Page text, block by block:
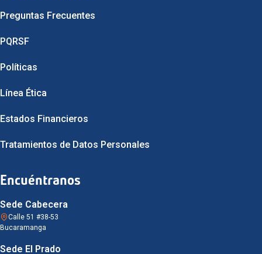
Preguntas Frecuentes
PQRSF
Políticas
Línea Ética
Estados Financieros
Tratamientos de Datos Personales
Encuéntranos
Sede Cabecera
Calle 51 #38-53
Bucaramanga
Sede El Prado